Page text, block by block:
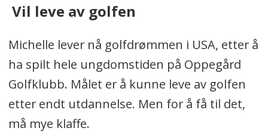
Vil leve av golfen
Michelle lever nå golfdrømmen i USA, etter å
ha spilt hele ungdomstiden på Oppegård
Golfklubb. Målet er å kunne leve av golfen
etter endt utdannelse. Men for å få til det,
må mye klaffe.